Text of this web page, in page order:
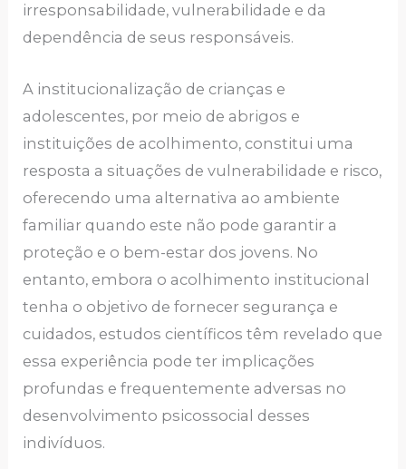
irresponsabilidade, vulnerabilidade e da
dependência de seus responsáveis.
A institucionalização de crianças e
adolescentes, por meio de abrigos e
instituições de acolhimento, constitui uma
resposta a situações de vulnerabilidade e risco,
oferecendo uma alternativa ao ambiente
familiar quando este não pode garantir a
proteção e o bem-estar dos jovens. No
entanto, embora o acolhimento institucional
tenha o objetivo de fornecer segurança e
cuidados, estudos científicos têm revelado que
essa experiência pode ter implicações
profundas e frequentemente adversas no
desenvolvimento psicossocial desses
indivíduos.